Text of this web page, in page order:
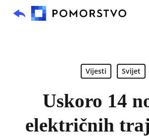
Vijesti Svijet
Uskoro 14
električnih